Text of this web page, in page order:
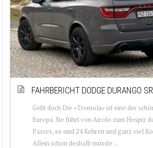
FAHRBERICHT DODGE DURANGO
Geht doch Die «Tremola» ist eine der
Europa. Sie führt von Airolo zum Hospiz
Passes, es sind 24 Kehren und ganz viel
Allein schon deshalb müsste ...